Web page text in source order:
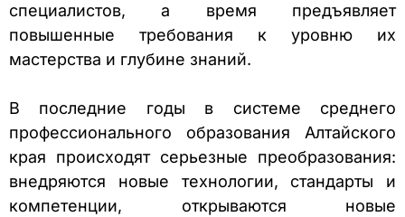
специалистов, а время предъявляет
повышенные требования к уровню их
мастерства и глубине знаний.
В последние годы в системе среднего
профессионального образования Алтайского
края происходят серьезные преобразования:
внедряются новые технологии, стандарты и
компетенции, открываются новые